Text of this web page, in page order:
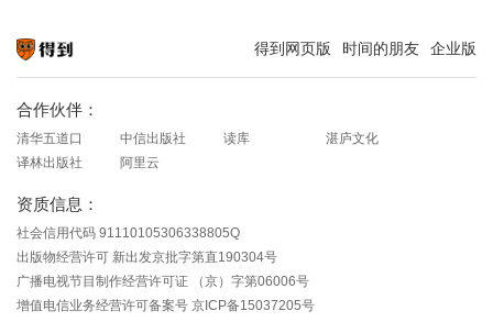
得到网页版 时间的朋友 企业版
合作伙伴：
清华五道口 中信出版社 读库
湛庐文化
译林出版社
阿里云
资质信息：
社会信用代码 91110105306338805Q
出版物经营许可 新出发京批字第直190304号
广播电视节目制作经营许可证 （京）字第06006号
增值电信业务经营许可备案号 京ICP备15037205号